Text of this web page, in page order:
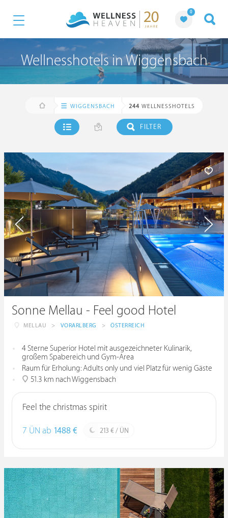
0
Wellnesshotels in Wiggensbach
WIGGENSBACH 244 WELLNESSHOTELS
FILTER
Sonne Mellau - Feel good Hotel
MELLAU > VORARLBERG > ÖSTERREICH
4 Sterne Superior Hotel mit ausgezeichneter Kulinarik,
großem Spabereich und Gym-Area
Raum für Erholung: Adults only und viel Platz für wenig Gäste
51.3 km nach Wiggensbach
Feel the christmas spirit
7 ÜN ab 1488 € 213 € / ÜN